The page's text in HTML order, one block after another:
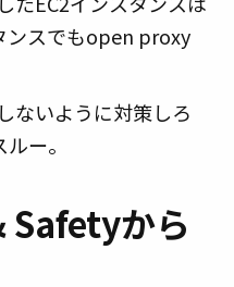
ンスでもopen proxy
ないように対策しろ
ー。
Safetyから